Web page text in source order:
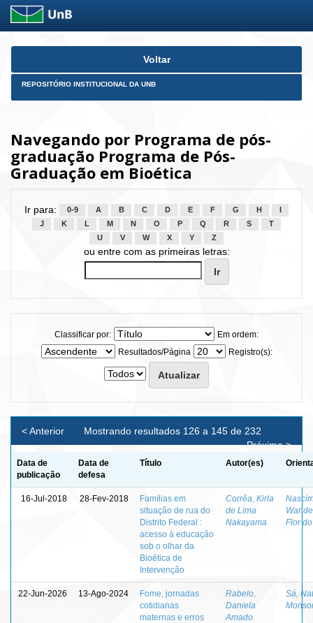
Skip
Voltar
REPOSITÓRIO INSTITUCIONAL DA UNB
Navegando por Programa de pós-
graduação Programa de Pós-
Graduação em Bioética
Ir para: 0-9 A B C D E F G H
J
K L M N O P Q R S
T
U
V W X Y Z
ou entre com as primeiras letras:
Classificar por:
Em ordem:
Resultados/Página
Registro(s):
Mostrando resultados 126 a 145 de 232
< Anterior
Próximo >
Data de
publicação
Data de
defesa
Título Autor(es)
16-Jul-2018 28-Fev-2018
Famílias em
situação de rua do
Distrito Federal :
acesso à educação
sob o olhar da
Bioética de
Intervenção
Corrêa, Kirla
de Lima
Nakayama
Flor do
22-Jun-2026 13-Ago-2024
Fome, jornadas
cotidianas
maternas e erros
Rabelo,
Daniela
Amado
Sá,